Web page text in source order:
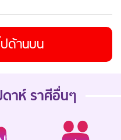
ด้านบน
าห์ ราศีอื่นๆ